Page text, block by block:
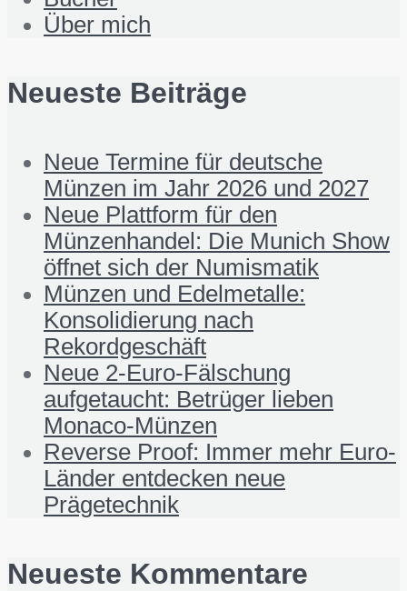
Über mich
Neueste Beiträge
Neue Termine für deutsche
Münzen im Jahr 2026 und 2027
Neue Plattform für den
Münzenhandel: Die Munich Show
öffnet sich der Numismatik
Münzen und Edelmetalle:
Konsolidierung nach
Rekordgeschäft
Neue 2-Euro-Fälschung
aufgetaucht: Betrüger lieben
Monaco-Münzen
Reverse Proof: Immer mehr Euro-
Länder entdecken neue
Prägetechnik
Neueste Kommentare